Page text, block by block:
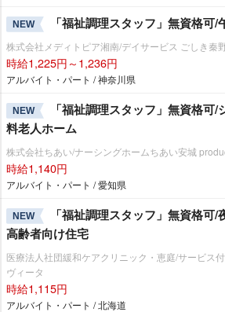
NEW 「福祉調理スタッフ」無資格可
株式会社メディトピア湘南/デイサービス ごしき秦
時給1,225円～1,236円
アルバイト・パート / 神奈川県
NEW
「福祉調理スタッフ」無資格可
料老人ホーム
株式会社ちあい/ナーシングホームちあい安城
時給1,140円
アルバイト・パート / 愛知県
NEW
「福祉調理スタッフ」無資格可
高齢者向け住宅
医療法人社団緩和ケアクリニック・恵庭/サービス
ヴィータ
時給1,115円
アルバイト・パート / 北海道